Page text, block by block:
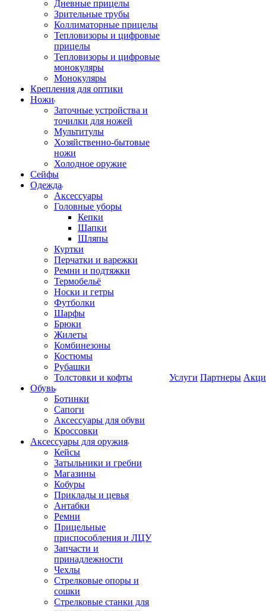
Дневные прицелы
Зрительные трубы
Коллиматорные прицелы
Тепловизоры и цифровые
прицелы
Тепловизоры и цифровые
монокуляры
Монокуляры
Крепления для оптики
Ножи
Заточные устройства и
точилки для ножей
Мультитулы
Хозяйственно-бытовые
ножи
Холодное оружие
Сейфы
Одежда
Аксессуары
Головные уборы
Кепки
Шапки
Шляпы
Куртки
Перчатки и варежки
Ремни и подтяжки
Термобельё
Носки и гетры
Футболки
Шарфы
Брюки
Жилеты
Комбинезоны
Костюмы
Рубашки
Толстовки и кофты
Обувь
Ботинки
Сапоги
Аксессуары для обуви
Кроссовки
Аксессуары для оружия
Кейсы
Затыльники и гребни
Магазины
Кобуры
Приклады и цевья
Антабки
Ремни
Прицельные
приспособления и ЛЦУ
Запчасти и
принадлежности
Чехлы
Стрелковые опоры и
сошки
Стрелковые станки для
Услуги Партнеры